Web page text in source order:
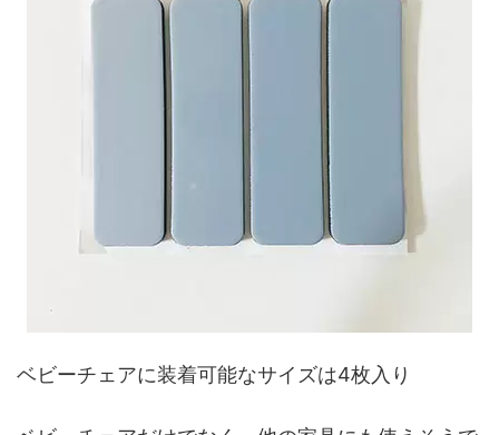
ベビーチェアに装着可能なサイズは4枚入り